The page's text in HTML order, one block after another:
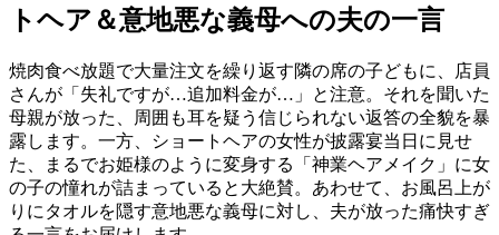
トヘア＆意地悪な義母への夫の一言
焼肉食べ放題で大量注文を繰り返す隣の席の子どもに、店員
さんが「失礼ですが…追加料金が…」と注意。それを聞いた
母親が放った、周囲も耳を疑う信じられない返答の全貌を暴
露します。一方、ショートヘアの女性が披露宴当日に見せ
た、まるでお姫様のように変身する「神業ヘアメイク」に女
の子の憧れが詰まっていると大絶賛。あわせて、お風呂上が
りにタオルを隠す意地悪な義母に対し、夫が放った痛快すぎ